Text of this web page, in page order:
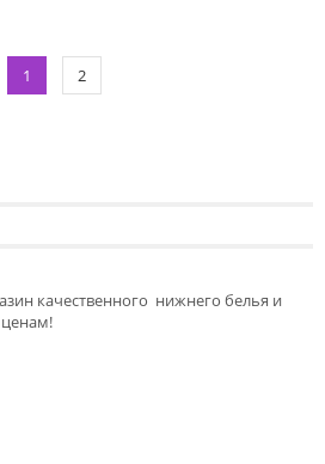
1 2
качественного нижнего белья и